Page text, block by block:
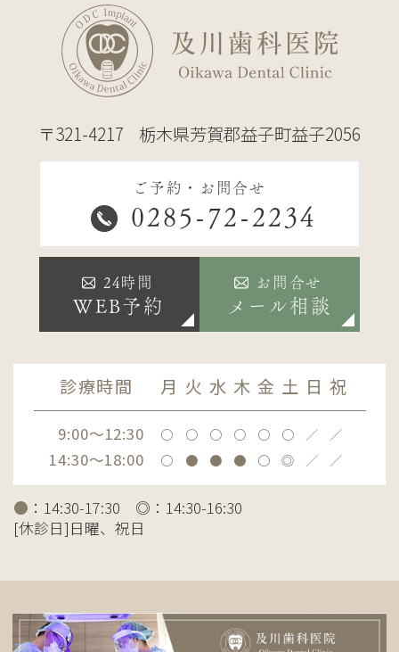
〒321-4217 栃木県芳賀郡益子町益子2056
ご予約・お問合せ
0285-72-2234
24時間
WEB予約
お問合せ
メール相談
診療時間 月 火 水 木 金 土 日 祝
9:00～12:30 〇 〇 〇 〇 〇 〇 ／ ／
14:30～18:00 〇 ● ● ● 〇 ◎ ／ ／
● ：14:30-17:30 ◎：14:30-16:30
[休診日]日曜、祝日